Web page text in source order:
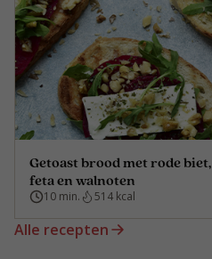
Getoast brood met rode biet,
feta en walnoten
10 min. 514 kcal
Alle recepten